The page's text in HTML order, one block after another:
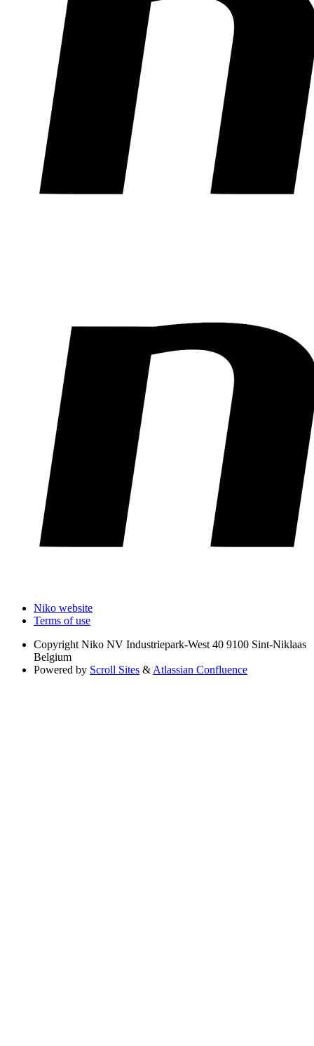
Niko website
Terms of use
Copyright Niko NV Industriepark-West 40 9100 Sint-Niklaas
Belgium
Powered by Scroll Sites & Atlassian Confluence